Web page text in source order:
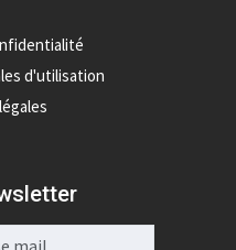
d'utilisation